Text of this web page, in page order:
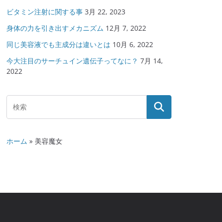
ビタミン注射に関する事 3月 22, 2023
身体の力を引き出すメカニズム 12月 7, 2022
同じ美容液でも主成分は違いとは 10月 6, 2022
今大注目のサーチュイン遺伝子ってなに？ 7月 14,
2022
ホーム » 美容魔女